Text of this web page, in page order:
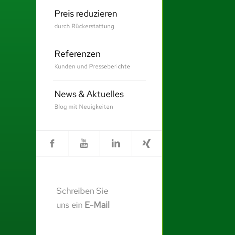
Preis reduzieren
durch Rückerstattung
Referenzen
Kunden und Presseberichte
News & Aktuelles
Blog mit Neuigkeiten
Schreiben Sie
uns ein E-Mail